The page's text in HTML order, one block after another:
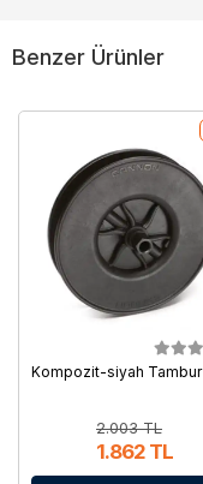
Benzer Ürünler
Kompozit-siyah Tambur
2.003 TL
1.862 TL